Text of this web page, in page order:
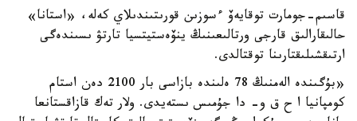
قاسىم-جومارت توقايەۆ ءسوزىن قورىتىندىلاي كەلە، «استانا»
حالىقارالىق قارجى ورتالىعىنىڭ ينۆەستيتسيا تارتۋ ىسىندەگى
ارتىقشىلىقتارىنا توقتالدى.
«بۇگىندە الەمنىڭ 78 ەلىندە بازاسى بار 2100 دەن استام
كومپانيا ا ح ق و- دا جۇمىس ىستەيدى. ولار تەك قازاقستانعا